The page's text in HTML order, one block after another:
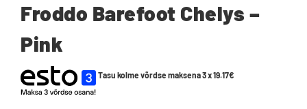
Froddo Barefoot Chelys –
Pink
Tasu kolme võrdse maksena 3 x19.17€